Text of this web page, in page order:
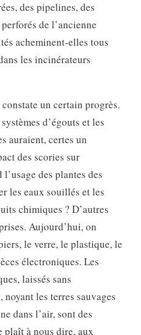
des pipelines, des
de l’ancienne
acheminent-elles tous
les incinérateurs
un certain progrès.
d’égouts et les
auraient, certes un
des scories sur
des plantes des
les eaux souillés et les
chimiques ? D’autres
Aujourd’hui, on
le verre, le plastique, le
électroniques. Les
laissés sans
les terres sauvages
dans l’air, sont des
plaît à nous dire, aux